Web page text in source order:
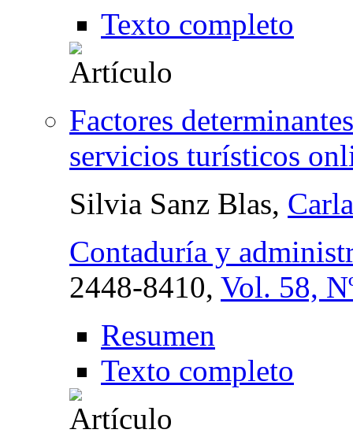
Texto completo
Factores
servicios turísticos
Silvia Sanz Blas,
Contaduría y
2448-8410, Vol. 58,
Resumen
Texto completo